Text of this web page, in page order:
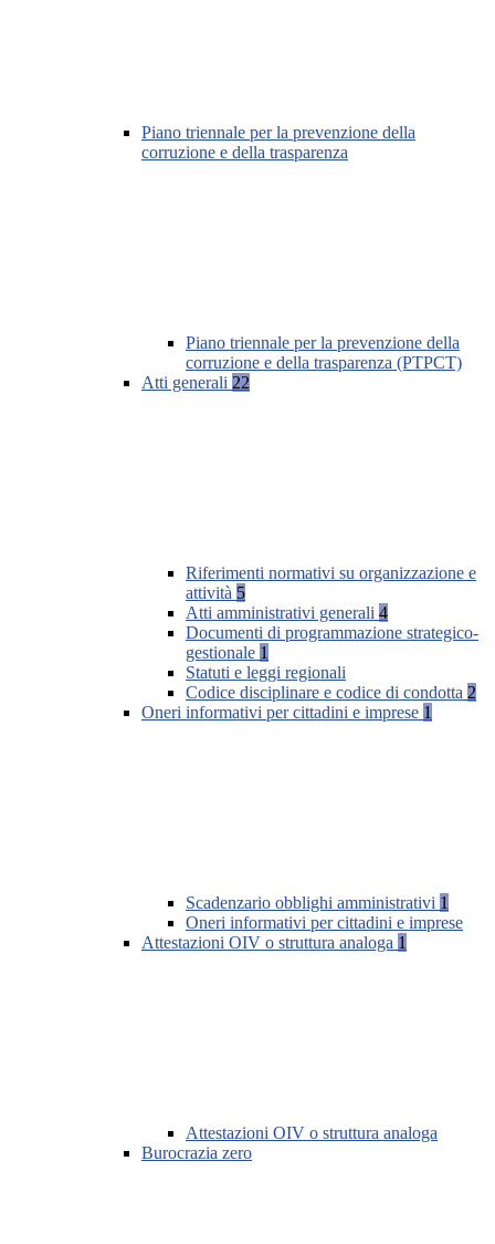
Piano triennale per la prevenzione della
corruzione e della trasparenza
Piano triennale per la prevenzione della
corruzione e della trasparenza (PTPCT)
Atti generali 22
Riferimenti normativi su organizzazione e
attività 5
Atti amministrativi generali 4
Documenti di programmazione strategico-
gestionale 1
Statuti e leggi regionali
Codice disciplinare e codice di condotta 2
Oneri informativi per cittadini e imprese 1
Scadenzario obblighi amministrativi 1
Oneri informativi per cittadini e imprese
Attestazioni OIV o struttura analoga 1
Attestazioni OIV o struttura analoga
Burocrazia zero